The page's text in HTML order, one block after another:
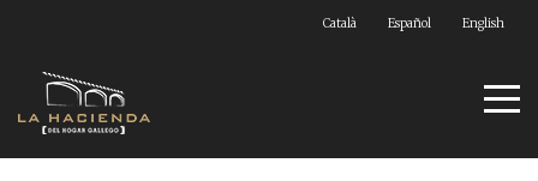
Català Español English